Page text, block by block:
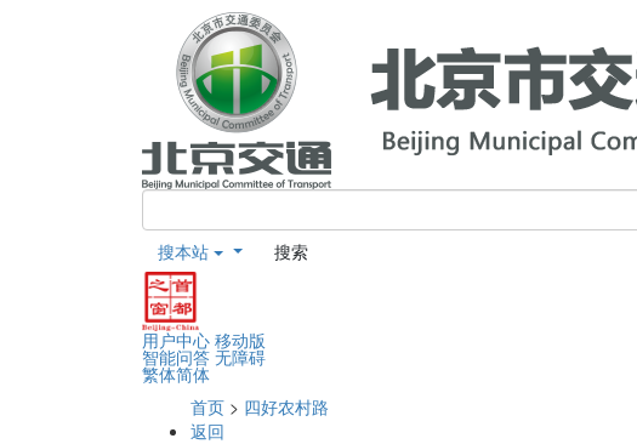
搜本站 搜索
用户中心 移动版
智能问答 无障碍
繁体简体
首页 > 四好农村路
返回